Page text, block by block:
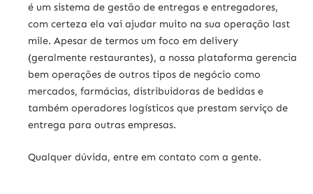
é um sistema de gestão de entregas e entregadores,
com certeza ela vai ajudar muito na sua operação last
mile. Apesar de termos um foco em delivery
(geralmente restaurantes), a nossa plataforma gerencia
bem operações de outros tipos de negócio como
mercados, farmácias, distribuidoras de bedidas e
também operadores logísticos que prestam serviço de
entrega para outras empresas.
Qualquer dúvida, entre em contato com a gente.